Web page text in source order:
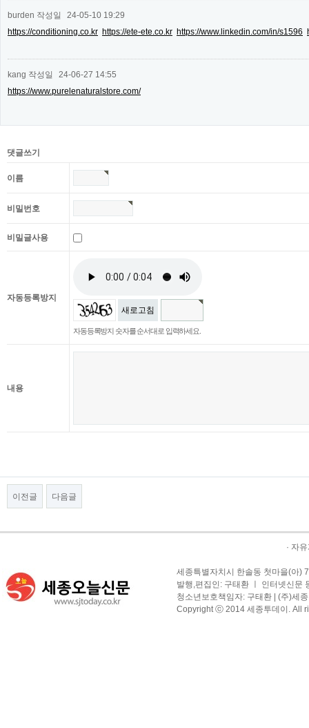
burden 작성일
24-05-10 19:29
https://conditioning.co.kr https://ete-ete.co.kr https://www.linkedin.com/in/s1596
kang 작성일
24-06-27 14:55
https://www.purelenaturalstore.com/
댓글쓰기
이름
비밀번호
비밀글사용
자동등록방지
새로고침
자동등록방지 숫자를 순서대로 입력하세요.
내용
이전글 다음글
· 자
세종특별자치시 한솔동 첫마을(아)
발행,편집인: 구태환 ㅣ 인터넷신
청소년보호책임자: 구태환 | (주)세
Copyright ⓒ 2014 세종투데이. All